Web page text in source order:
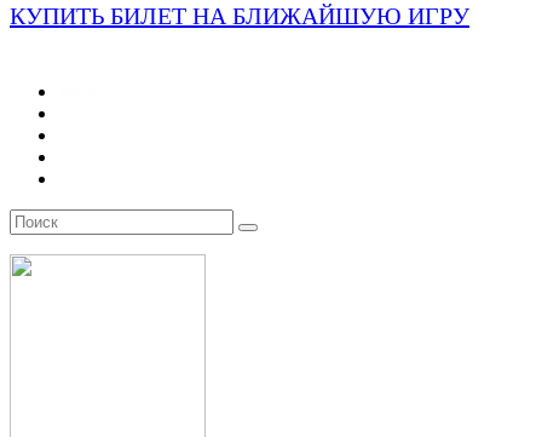
КУПИТЬ БИЛЕТ НА БЛИЖАЙШУЮ ИГРУ